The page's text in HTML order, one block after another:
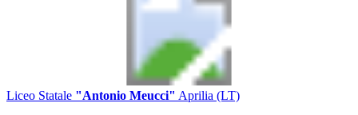
Liceo Statale "Antonio Meucci" Aprilia (LT)